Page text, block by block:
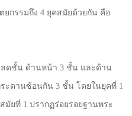
กรรมถึง 4 ยุคสมัยด้วยกัน คือ
ลดชั้น ด้านหน้า 3 ชั้น และด้าน
ะดานซ้อนกัน 3 ชั้น โดยในยุคที่ 1
มัยที่ 1 ปรากฏร่อยรอยฐานพระ